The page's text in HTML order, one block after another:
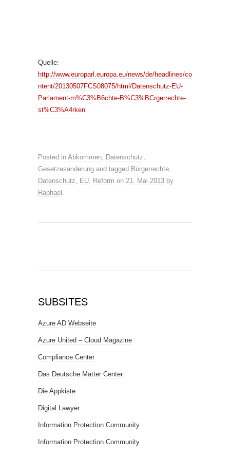
Quelle:
http://www.europarl.europa.eu/news/de/headlines/co
ntent/20130507FCS08075/html/Datenschutz-EU-
Parlament-m%C3%B6chte-B%C3%BCrgerrechte-
st%C3%A4rken
Posted in Abkommen, Datenschutz,
Gesetzesänderung and tagged Bürgerrechte,
Datenschutz, EU, Reform on 21. Mai 2013 by
Raphael .
SUBSITES
Azure AD Webseite
Azure United – Cloud Magazine
Compliance Center
Das Deutsche Matter Center
Die Appkiste
Digital Lawyer
Information Protection Community
Information Protection Community